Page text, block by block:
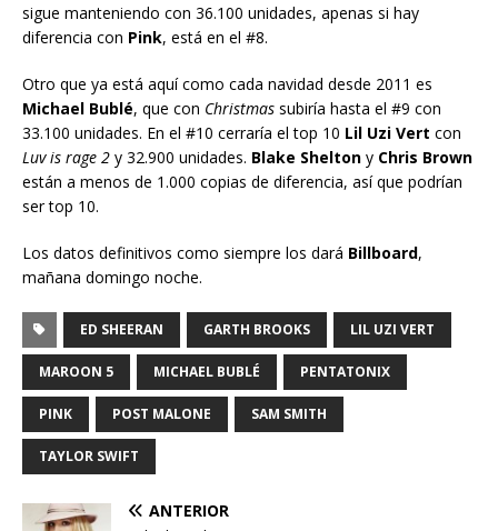
sigue manteniendo con 36.100 unidades, apenas si hay
diferencia con Pink, está en el #8.
Otro que ya está aquí como cada navidad desde 2011 es
Michael Bublé, que con Christmas subiría hasta el #9 con
33.100 unidades. En el #10 cerraría el top 10 Lil Uzi Vert con
Luv is rage 2 y 32.900 unidades. Blake Shelton y Chris Brown
están a menos de 1.000 copias de diferencia, así que podrían
ser top 10.
Los datos definitivos como siempre los dará Billboard,
mañana domingo noche.
ED SHEERAN GARTH BROOKS LIL UZI VERT
MAROON 5 MICHAEL BUBLÉ PENTATONIX
PINK POST MALONE SAM SMITH
TAYLOR SWIFT
ANTERIOR